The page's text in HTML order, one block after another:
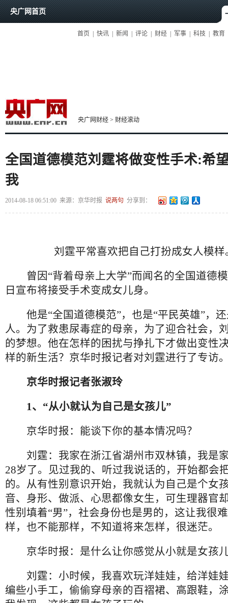
央广网首页
首页 快讯 新闻 评论 财经 军事 科技 教育
央广网财经 > 财经滚动
全国道德模范刘霆将做变性手术:希
我
2014-08-18 06:51:00 来源： 京华时报 说两句 分享到：
刘霆平常喜欢把自己打扮成女人模样
曾因“背着母亲上大学”而闻名的全国道德模
日宣布将接受手术变成女儿身。
他是“全国道德模范”，也是“平民英雄”，还
人。为了救患尿毒症的母亲，为了迎合社会，
的梦想。他在怎样的困扰与挣扎下才做出变性
样的新生活？京华时报记者对刘霆进行了专访
京华时报记者张淑玲
1、“从小就认为自己是女孩儿”
京华时报：能谈下你的基本情况吗？
刘霆：我家在浙江省湖州市双林镇，我是
28岁了。见过我的、听过我说话的，开始都会
的。从有性别意识开始，我就认为自己是个女
音、身形、做派、心思都像女生，可生理器官
性别填着“男”，社会身份也是男的，这让我很
样，也不能那样，不知道将来怎样，很迷茫。
京华时报：是什么让你感觉从小就是女孩
刘霆：小时候，我喜欢玩洋娃娃，给洋娃
编些小手工，偷偷穿母亲的百褶裙、高跟鞋，